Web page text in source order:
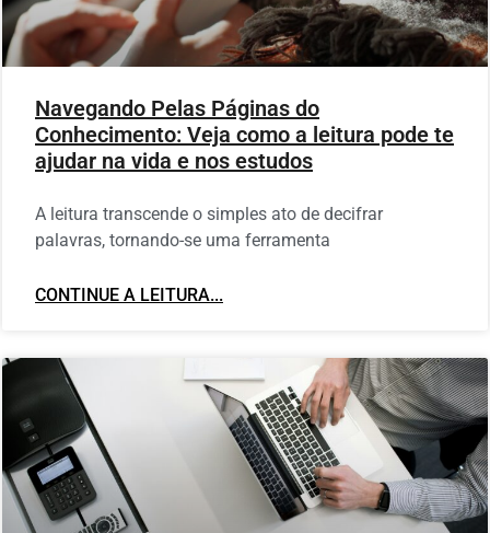
Navegando Pelas Páginas do
Conhecimento: Veja como a leitura pode te
ajudar na vida e nos estudos
A leitura transcende o simples ato de decifrar
palavras, tornando-se uma ferramenta
CONTINUE A LEITURA...